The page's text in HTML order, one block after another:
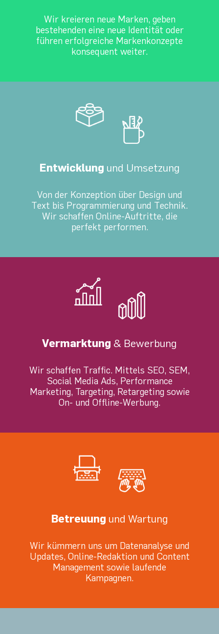
Wir kreieren neue Marken, geben
bestehenden eine neue Identität oder
führen erfolgreiche Markenkonzepte
konsequent weiter.
Entwicklung und Umsetzung
Von der Konzeption über Design und
Text bis Programmierung und Technik.
Wir schaffen Online-Auftritte, die
perfekt performen.
Vermarktung & Bewerbung
Wir schaffen Traffic. Mittels SEO, SEM,
Social Media Ads, Performance
Marketing, Targeting, Retargeting sowie
On- und Offline-Werbung.
Betreuung und Wartung
Wir kümmern uns um Datenanalyse und
Updates, Online-Redaktion und Content
Management sowie laufende
Kampagnen.